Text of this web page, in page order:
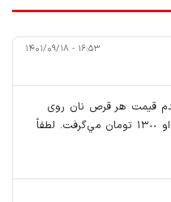
۱۶:۵۳ - ۱۴۰۱/۰۹/۱۸
قیمت هر قرص نان روی
کارتخوان نانوایی ١٠٠٠ تومان بود امّا او ١٣٠٠ تومان مي‌گرفت. لطفاً